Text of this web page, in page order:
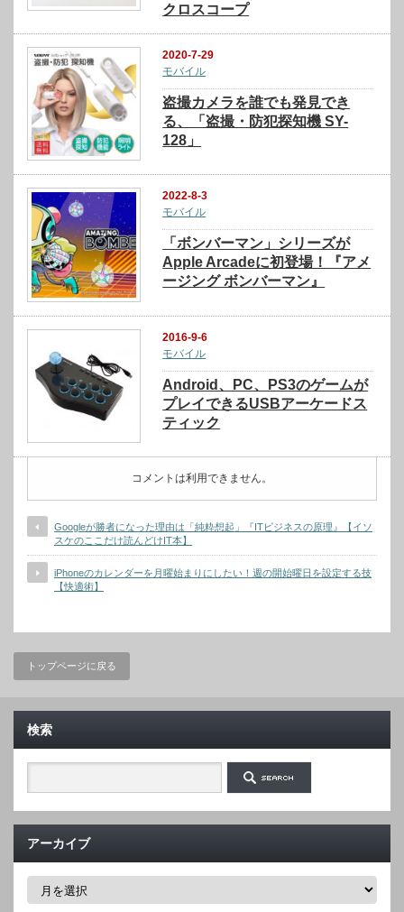
クロスコープ
2020-7-29
モバイル
盗撮カメラを誰でも発見でき
る、「盗撮・防犯探知機 SY-
128」
2022-8-3
モバイル
「ボンバーマン」シリーズが
Apple Arcadeに初登場！『アメ
ージング ボンバーマン』
2016-9-6
モバイル
Android、PC、PS3のゲームが
プレイできるUSBアーケードス
ティック
コメントは利用できません。
Googleが勝者になった理由は「純粋想起」『ITビジネスの原理』【イソ
スケのここだけ読んどけIT本】
iPhoneのカレンダーを月曜始まりにしたい！週の開始曜日を設定する技
【快適術】
トップページに戻る
検索
アーカイブ